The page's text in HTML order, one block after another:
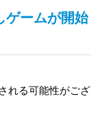
い/通信エラーが
ゲームが開始
れる可能性がござ